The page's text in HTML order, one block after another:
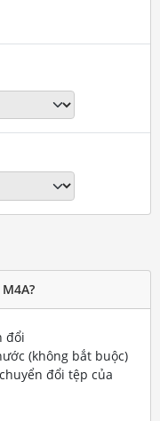
đổi
(không bắt buộc)
đổi tệp của